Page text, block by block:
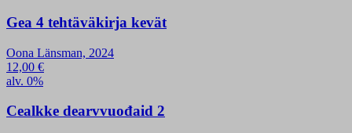
Gea 4 tehtäväkirja kevät
Oona Länsman, 2024
12,00 €
alv. 0%
Cealkke dearvvuođaid 2